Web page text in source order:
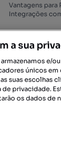
Vantagens para
Integrações
SIGA-
a sua
armazenamos e/
únicos em
suas escolhas
privacidade.
os dados de